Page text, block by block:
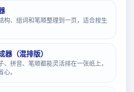
构、组词和笔顺整理到一页，适合按生
器（混排版）
、拼音、笔顺都能灵活排在一张纸上，
。